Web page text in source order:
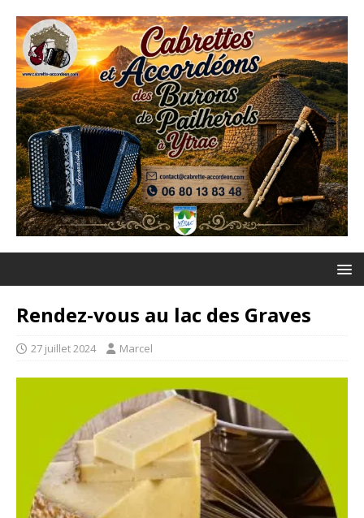
Rendez-vous au lac des Graves
27 juillet 2024 Marcel